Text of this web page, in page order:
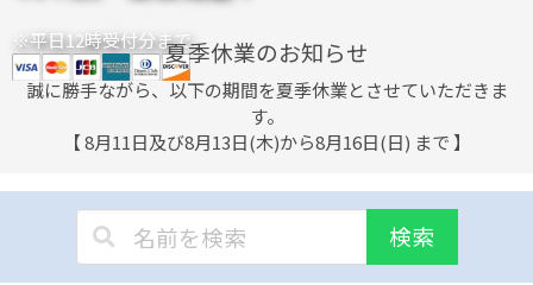
※平日12時受付分まで夏季休業のお知らせ
誠に勝手ながら、以下の期間を夏季休業とさせていただきま
す。
【 8月11日及び8月13日(木)から8月16日(日) まで 】
検索